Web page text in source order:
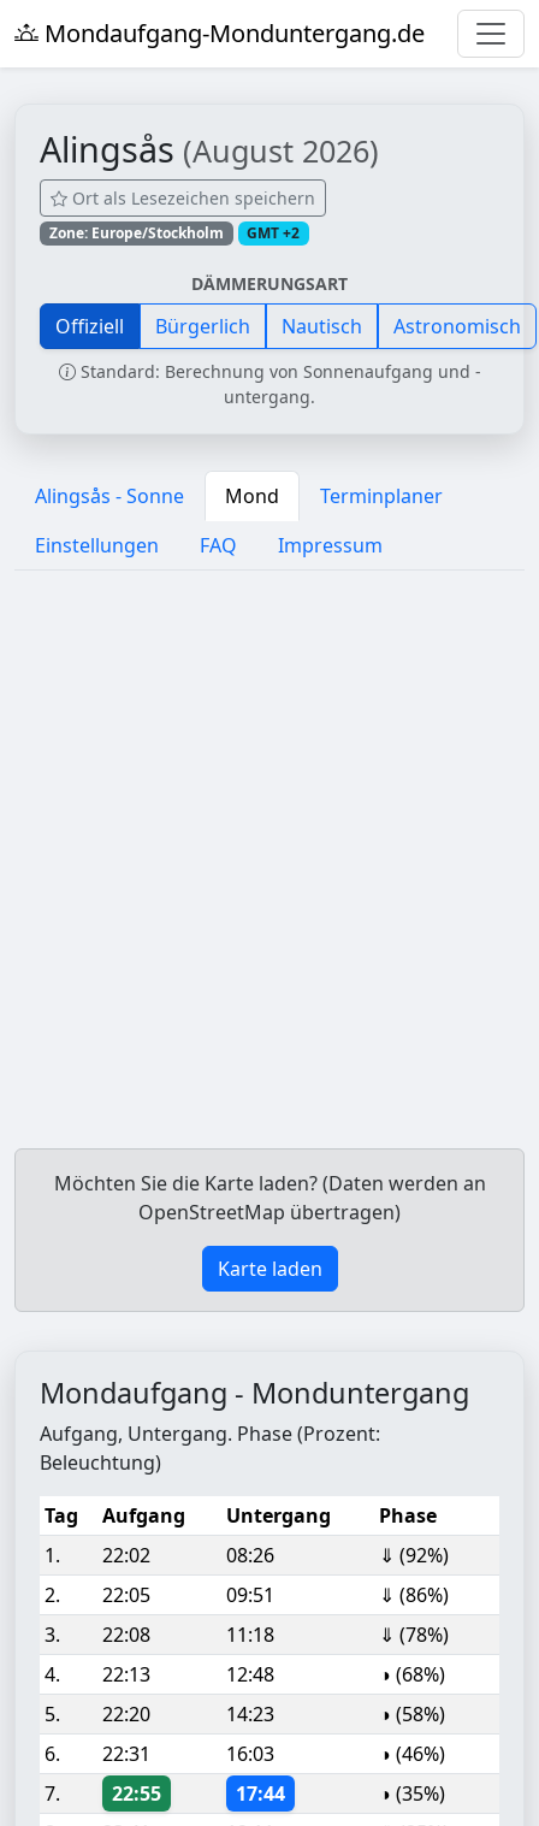
Mondaufgang-Monduntergang.de
Alingsås (August 2026)
Ort als Lesezeichen speichern
Zone: Europe/Stockholm GMT +2
DÄMMERUNGSART
Offiziell Bürgerlich Nautisch Astronomisch
Standard: Berechnung von Sonnenaufgang und -
untergang.
Alingsås - Sonne Mond
Terminplaner
Einstellungen
FAQ Impressum
Möchten Sie die Karte laden? (Daten werden an
OpenStreetMap übertragen)
Karte laden
Mondaufgang - Monduntergang
Aufgang, Untergang. Phase (Prozent:
Beleuchtung)
Tag
Aufgang Untergang
Phase
1.
22:02 08:26
⇓ (92%)
2.
22:05 09:51
⇓ (86%)
3.
22:08 11:18
⇓ (78%)
4.
22:13 12:48
◑ (68%)
5.
22:20 14:23
◑ (58%)
6.
22:31 16:03
◑ (46%)
7.
22:55 17:44
◑ (35%)